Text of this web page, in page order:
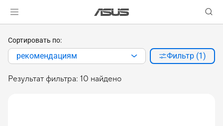
Результат фильтра: 10 найдено
Сортировать по:
рекомендациям Фильтр (1)